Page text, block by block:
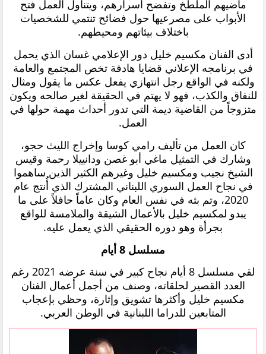
ماضيهم الملطخ وتفضح أسرارهم، ويتناول العمل فتح
الأبواب على مصرعيها حول فضائح تنتمي للشخصيات
باختلاف بيئاتهم ومحيطهم.
أدى الفنان مكسيم خليل دور الإعلامي غسان الذي يحمل
في برنامجه الإعلاني قضايا هادفة تخص المجتمع والعامة
ولكنه في الواقع رجل انتهازي يفعل عكس ما يقول ومثال
للنفاق والكذب، فهو لا يهتم في الحقيقة لغير صالحه ويكون
متزوجاً من القاضية ديمة التي تدور أحداث مهمة حولها في
العمل.
كان العمل من تأليف رامي كوسا وإخراج الليث حجو،
وشارك في التمثيل ماغي أبو غصن ودانييلا رحمة وقيس
الشيخ نجيب ومكسيم خليل وغيرهم الكثير الذين ساهموا
في نجاح العمل السوري اللبناني المشترك الذي أُنتج عام
2020، وتم بثه في نفس العام وكان عاماً حافلاً على ما
يبدو لمكسيم خليل بالأعمال الشيقة والملامسة للواقع
بجرأة وهو دوره الحقيقي الذي يعمل عليه.
مسلسل 8 أيام
لقي مسلسل 8 أيام نجاح كبير في سنة عرضه 2021 رغم
العدد القصير لحلقاته، وصنف من أجمل أعمال الفنان
مكسيم خليل وأكثرها تشويق وإثارة، وحظي بإعجاب
المتابعين للدراما اللبنانية في الوطن العربي.